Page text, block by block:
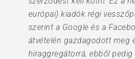
európai) kiadók régi
szerint a Google és a
átvételén gazdagodott meg
híraggregátorrá, ebből